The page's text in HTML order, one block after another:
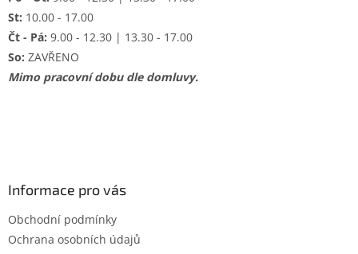
St: 10.00 - 17.00
Čt - Pá: 9.00 - 12.30 | 13.30 - 17.00
So: ZAVŘENO
Mimo pracovní dobu dle domluvy.
Informace pro vás
Obchodní podmínky
Ochrana osobních údajů